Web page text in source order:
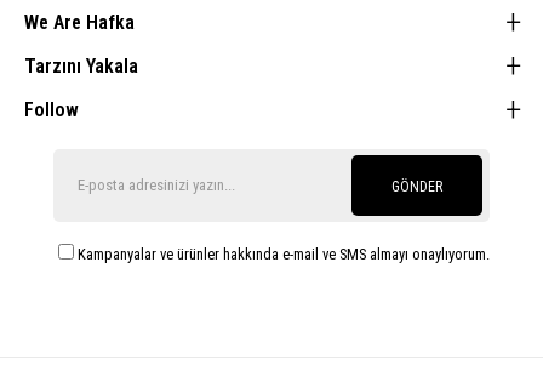
We Are Hafka
Tarzını Yakala
Follow
GÖNDER
Kampanyalar ve ürünler hakkında e-mail ve SMS almayı onaylıyorum.